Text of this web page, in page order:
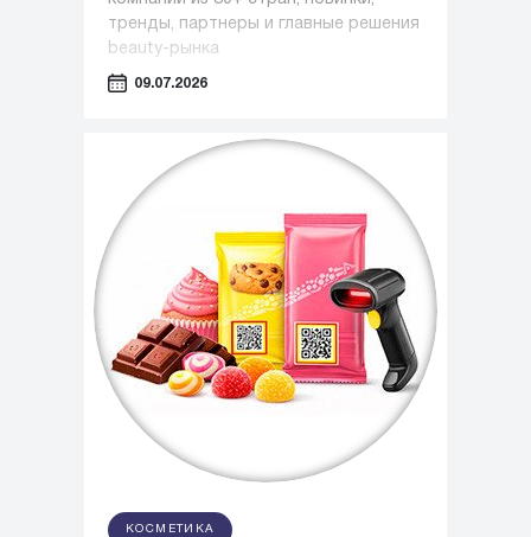
тренды, партнеры и главные решения
beauty-рынка
09.07.2026
КОСМЕТИКА